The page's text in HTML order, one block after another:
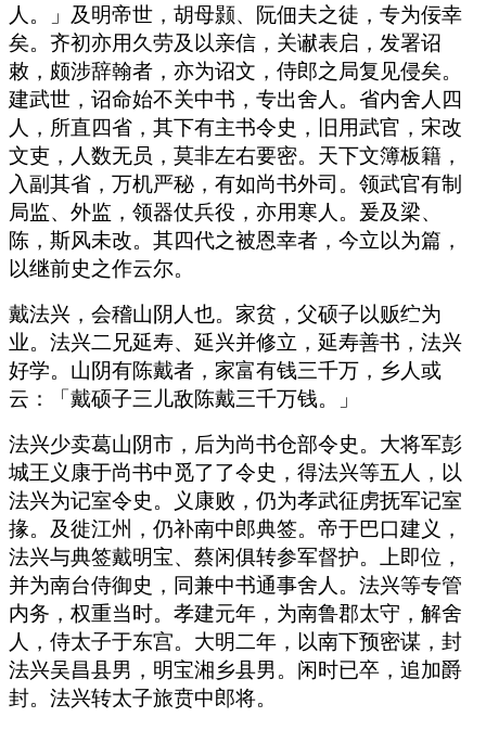
人。」及明帝世，胡母颢、阮佃夫之徒，专为佞幸
矣。齐初亦用久劳及以亲信，关谳表启，发署诏
敕，颇涉辞翰者，亦为诏文，侍郎之局复见侵矣。
建武世，诏命始不关中书，专出舍人。省内舍人四
人，所直四省，其下有主书令史，旧用武官，宋改
文吏，人数无员，莫非左右要密。天下文簿板籍，
入副其省，万机严秘，有如尚书外司。领武官有制
局监、外监，领器仗兵役，亦用寒人。爰及梁、
陈，斯风未改。其四代之被恩幸者，今立以为篇，
以继前史之作云尔。
戴法兴，会稽山阴人也。家贫，父硕子以贩纻为
业。法兴二兄延寿、延兴并修立，延寿善书，法兴
好学。山阴有陈戴者，家富有钱三千万，乡人或
云：「戴硕子三儿敌陈戴三千万钱。」
法兴少卖葛山阴市，后为尚书仓部令史。大将军彭
城王义康于尚书中觅了了令史，得法兴等五人，以
法兴为记室令史。义康败，仍为孝武征虏抚军记室
掾。及徙江州，仍补南中郎典签。帝于巴口建义，
法兴与典签戴明宝、蔡闲俱转参军督护。上即位，
并为南台侍御史，同兼中书通事舍人。法兴等专管
内务，权重当时。孝建元年，为南鲁郡太守，解舍
人，侍太子于东宫。大明二年，以南下预密谋，封
法兴吴昌县男，明宝湘乡县男。闲时已卒，追加爵
封。法兴转太子旅贲中郎将。